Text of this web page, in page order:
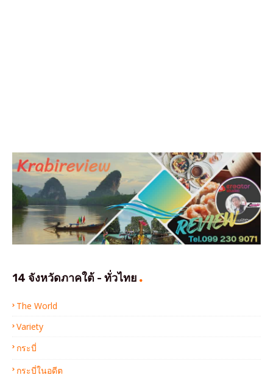
14 จังหวัดภาคใต้ - ทั่วไทย
The World
Variety
กระบี่
กระบี่ในอดีต